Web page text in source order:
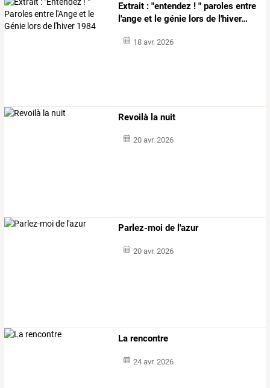
Extrait : "entendez ! " paroles entre
l'ange et le génie lors de l'hiver…
18 avr. 2026
Revoilà la nuit
20 avr. 2026
Parlez-moi de l'azur
20 avr. 2026
La rencontre
24 avr. 2026